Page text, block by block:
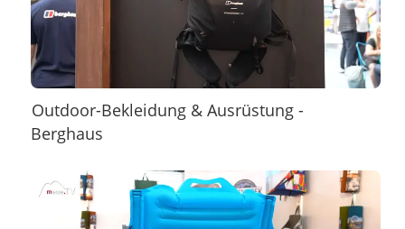
Outdoor-Bekleidung & Ausrüstung -
Berghaus